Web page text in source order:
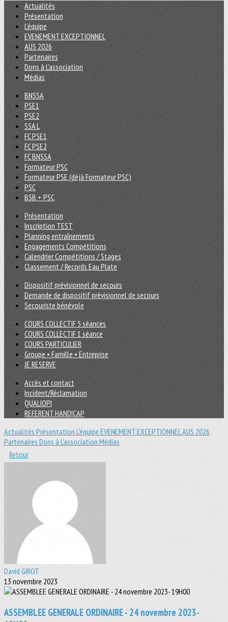
Actualités
Présentation
L'équipe
EVENEMENT EXCEPTIONNEL
AUS 2026
Partenaires
Dons à L'association
Médias
BNSSA
PSE1
PSE2
SSA L
FC PSE1
FC PSE2
FC BNSSA
Formateur PSC
Formateur PSE (déjà Formateur PSC)
PSC
BSB + PSC
Présentation
Inscription TEST
Planning entraînements
Engagements Compétitions
Calendrier Compétitions / Stages
Classement / Records Eau Plate
Dispositif prévisionnel de secours
Demande de dispositif prévisionnel de secours
Secouriste bénévole
COURS COLLECTIF 5 séances
COURS COLLECTIF 1 séance
COURS PARTICULIER
Groupe • Famille • Entreprise
JE RESERVE
Accès et contact
Incident/Réclamation
QUALIOPI
REFERENT HANDICAP
Actualités Présentation L'équipe EVENEMENT EXCEPTIONNELAUS 2026
Partenaires Dons à L'association Médias
Retour
David GIROT
13 novembre 2023
ASSEMBLEE GENERALE ORDINAIRE - 24 novembre 2023-